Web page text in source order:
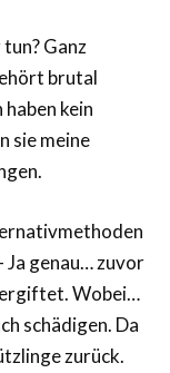
Ganz
brutal
kein
sie meine
Ja genau… zuvor
Wobei…
schädigen. Da
zurück.